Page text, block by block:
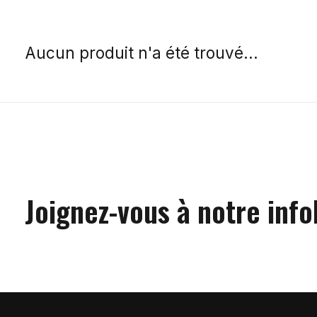
Aucun produit n'a été trouvé...
Joignez-vous à notre